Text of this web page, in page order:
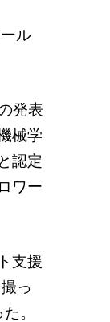
ル
発表
械学
認定
ワー
支援
っ
。